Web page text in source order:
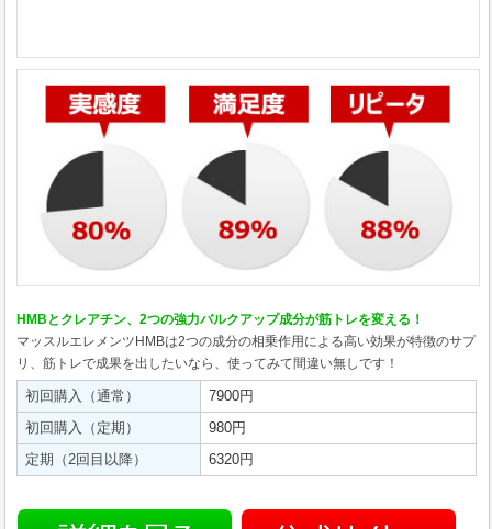
HMBとクレアチン、2つの強力バルクアップ成分が筋トレを変える！
マッスルエレメンツHMBは2つの成分の相乗作用による高い効果が特徴のサプ
リ、筋トレで成果を出したいなら、使ってみて間違い無しです！
初回購入（通常）
7900円
初回購入（定期）
980円
定期（2回目以降）
6320円